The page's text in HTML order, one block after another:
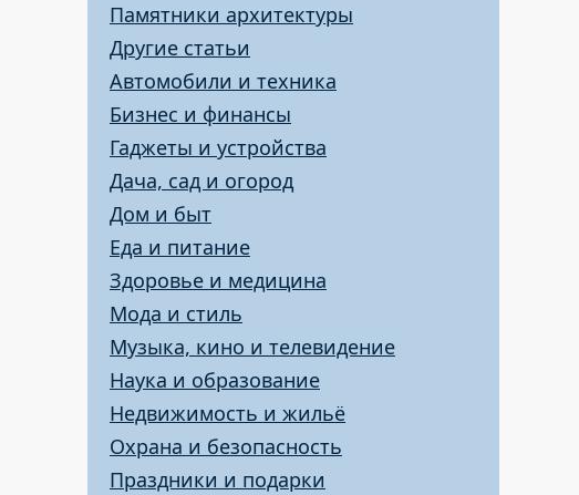
Памятники архитектуры
Другие статьи
Автомобили и техника
Бизнес и финансы
Гаджеты и устройства
Дача, сад и огород
Дом и быт
Еда и питание
Здоровье и медицина
Мода и стиль
Музыка, кино и телевидение
Наука и образование
Недвижимость и жильё
Охрана и безопасность
Праздники и подарки